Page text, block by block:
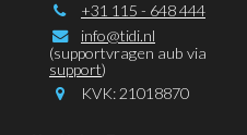
+31 115 - 648 444
info@tidi.nl
(supportvragen aub via
support)
KVK: 21018870